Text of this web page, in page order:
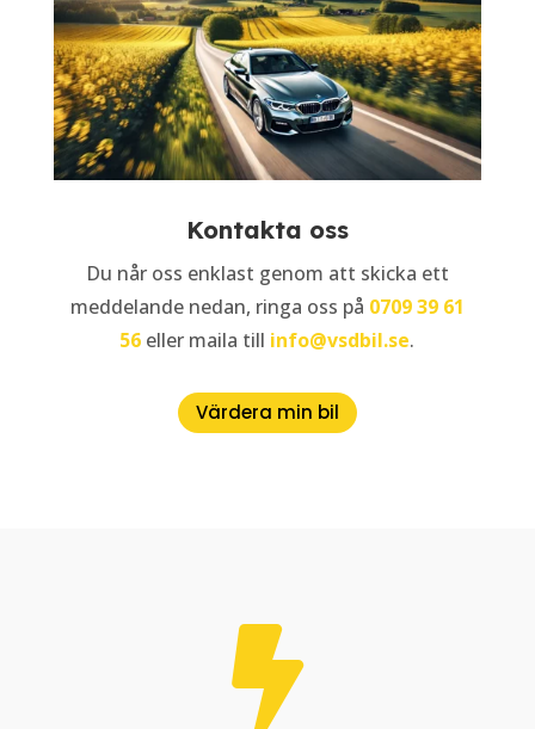
Kontakta oss
Du når oss enklast genom att skicka ett
meddelande nedan, ringa oss på 0709 39 61
56 eller maila till info@vsdbil.se.
Värdera min bil
